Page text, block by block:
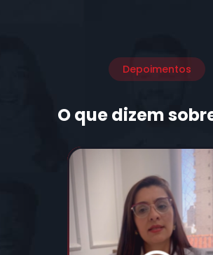
Depoimentos
O que dizem